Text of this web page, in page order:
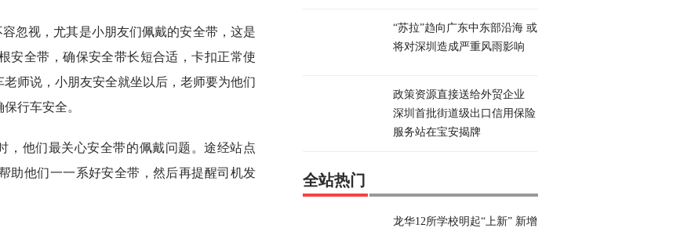
忽视，尤其是小朋友们佩戴的安全带，这是
安全带，确保安全带长短合适，卡扣正常使
师说，小朋友安全就坐以后，老师要为他们
行车安全。
，他们最关心安全带的佩戴问题。途经站点
助他们一一系好安全带，然后再提醒司机发
“苏拉”趋向广东中东部沿海 或
将对深圳造成严重风雨影响
政策资源直接送给外贸企业
深圳首批街道级出口信用保险
服务站在宝安揭牌
全站热门
龙华12所学校明起“上新” 新增